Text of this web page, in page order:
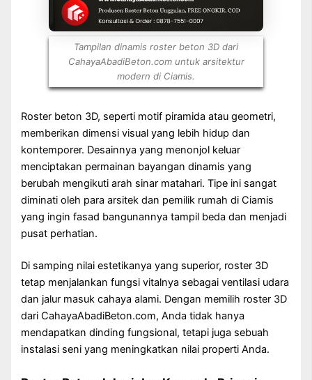
Tampilan dinamis roster beton 3D dari
CahayaAbadiBeton.com untuk arsitektur
modern di Ciamis.
Roster beton 3D, seperti motif piramida atau geometri,
memberikan dimensi visual yang lebih hidup dan
kontemporer. Desainnya yang menonjol keluar
menciptakan permainan bayangan dinamis yang
berubah mengikuti arah sinar matahari. Tipe ini sangat
diminati oleh para arsitek dan pemilik rumah di Ciamis
yang ingin fasad bangunannya tampil beda dan menjadi
pusat perhatian.
Di samping nilai estetikanya yang superior, roster 3D
tetap menjalankan fungsi vitalnya sebagai ventilasi udara
dan jalur masuk cahaya alami. Dengan memilih roster 3D
dari CahayaAbadiBeton.com, Anda tidak hanya
mendapatkan dinding fungsional, tetapi juga sebuah
instalasi seni yang meningkatkan nilai properti Anda.